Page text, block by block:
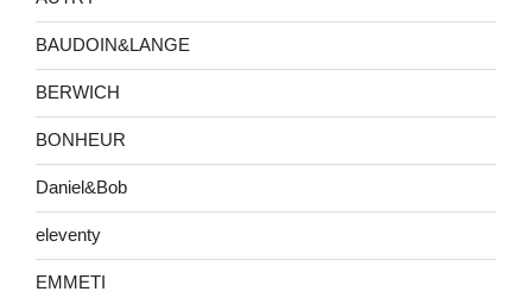
BAUDOIN&LANGE
BERWICH
BONHEUR
Daniel&Bob
eleventy
EMMETI